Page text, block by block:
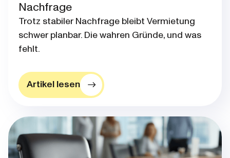
Nachfrage
Trotz stabiler Nachfrage bleibt Vermietung
schwer planbar. Die wahren Gründe, und was
fehlt.
Artikel lesen
Blog post thumbnail